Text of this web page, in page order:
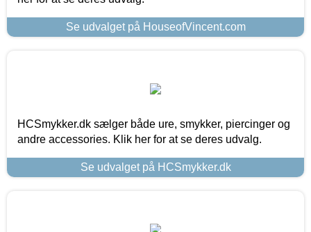
Se udvalget på HouseofVincent.com
HCSmykker.dk sælger både ure, smykker, piercinger og
andre accessories. Klik her for at se deres udvalg.
Se udvalget på HCSmykker.dk